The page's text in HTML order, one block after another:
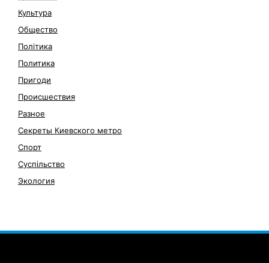
Культура
Общество
Політика
Политика
Пригоди
Происшествия
Разное
Секреты Киевского метро
Спорт
Суспільство
Экология